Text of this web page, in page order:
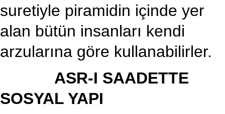
suretiyle piramidin içinde yer
alan bütün insanları kendi
arzularına göre kullanabilirler.
ASR-I SAADETTE
SOSYAL YAPI